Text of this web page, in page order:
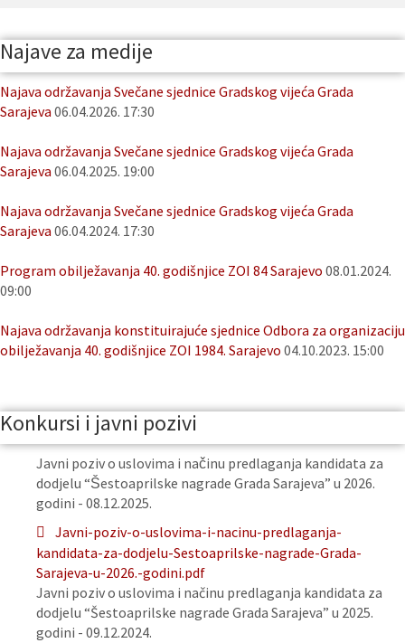
Najave za medije
Najava održavanja Svečane sjednice Gradskog vijeća Grada
Sarajeva 06.04.2026. 17:30
Najava održavanja Svečane sjednice Gradskog vijeća Grada
Sarajeva 06.04.2025. 19:00
Najava održavanja Svečane sjednice Gradskog vijeća Grada
Sarajeva 06.04.2024. 17:30
Program obilježavanja 40. godišnjice ZOI 84 Sarajevo 08.01.2024.
09:00
Najava održavanja konstituirajuće sjednice Odbora za organizaciju
obilježavanja 40. godišnjice ZOI 1984. Sarajevo 04.10.2023. 15:00
Konkursi i javni pozivi
Javni poziv o uslovima i načinu predlaganja kandidata za
dodjelu “Šestoaprilske nagrade Grada Sarajeva” u 2026.
godini - 08.12.2025.
Javni-poziv-o-uslovima-i-nacinu-predlaganja-
kandidata-za-dodjelu-Sestoaprilske-nagrade-Grada-
Sarajeva-u-2026.-godini.pdf
Javni poziv o uslovima i načinu predlaganja kandidata za
dodjelu “Šestoaprilske nagrade Grada Sarajeva” u 2025.
godini - 09.12.2024.